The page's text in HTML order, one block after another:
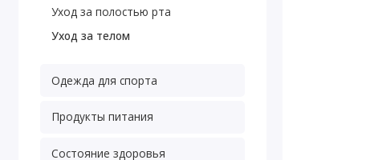
Уход за полостью рта
Уход за телом
Одежда для спорта
Продукты питания
Состояние здоровья